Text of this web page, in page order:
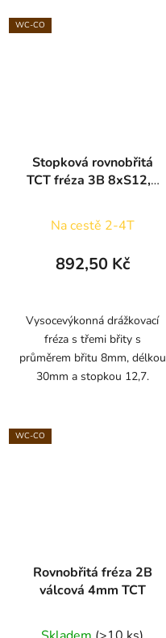
WC-CO
Stopková rovnobřitá
TCT fréza 3B 8xS12,7
Na cestě 2-4T
892,50 Kč
Vysocevýkonná drážkovací
fréza s třemi břity s
průměrem břitu 8mm, délkou
30mm a stopkou 12,7.
WC-CO
Rovnobřitá fréza 2B
válcová 4mm TCT